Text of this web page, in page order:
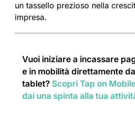
un tassello prezioso nella
impresa.
Vuoi iniziare a incassare
e in mobilità direttamente
tablet? Scopri Tap on
dai una spinta alla tua